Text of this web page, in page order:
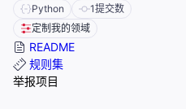
Python 1提交数
定制我的领域
README
规则集
举报项目